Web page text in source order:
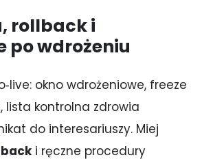
rollback i
po wdrożeniu
okno wdrożeniowe, freeze
lista kontrolna zdrowia
do interesariuszy. Miej
i ręczne procedury